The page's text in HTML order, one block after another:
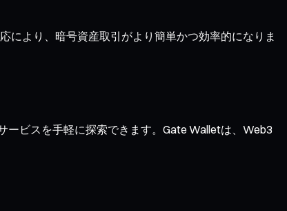
により、暗号資産取引がより簡単かつ効率的になりま
ービスを手軽に探索できます。Gate Walletは、Web3